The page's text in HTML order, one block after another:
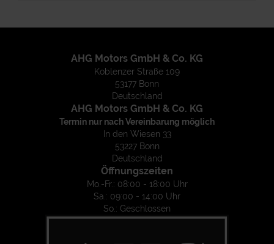
AHG Motors GmbH & Co. KG
Koblenzer Straße 109
53177 Bonn
Deutschland
AHG Motors GmbH & Co. KG
Termin nur nach Vereinbarung möglich
In den Wiesen 33
53227 Bonn
Deutschland
Öffnungszeiten
Mo.-Fr.: 08:00 - 18:00 Uhr
Sa.: 09:00 - 14:00 Uhr
So.: Geschlossen